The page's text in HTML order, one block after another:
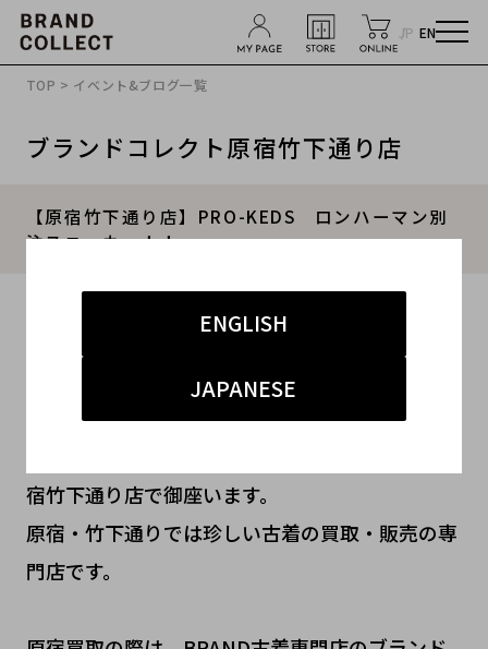
JP EN
ENGLISH
JAPANESE
TOP > イベント&ブログ一覧
ブランドコレクト原宿竹下通り店
【原宿竹下通り店】PRO-KEDS ロンハーマン別
注スニーカー！！
#メンズ
原宿・竹下通り・青山・表参道エリアのブランド
宿竹下通り店で御座います。
原宿・竹下通りでは珍しい古着の買取・販売の専
門店です。